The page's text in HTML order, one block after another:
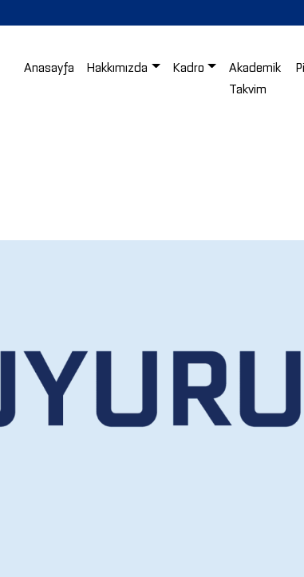
Anasayfa Hakkımızda Kadro
Akademik
Takvim